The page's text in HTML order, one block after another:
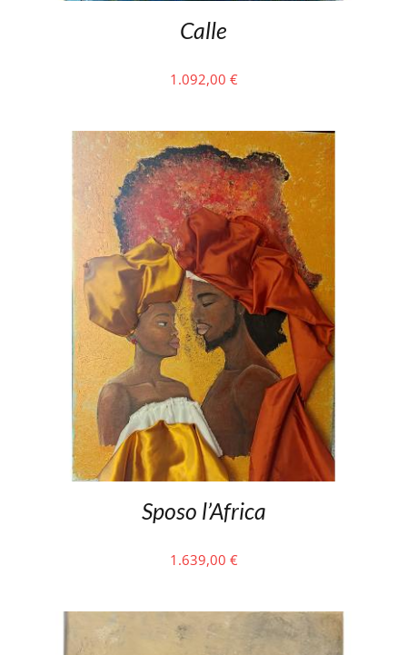
Calle
1.092,00 €
Sposo l’Africa
1.639,00 €